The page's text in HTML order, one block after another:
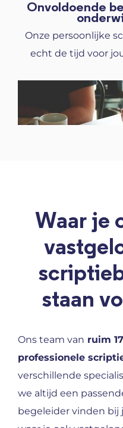
Onvoldoende
Onze persoonlijke
echt de tijd voor
Waar je
staan
Ons team van ruim
professionele
verschillende
we altijd een
begeleider vinden bij